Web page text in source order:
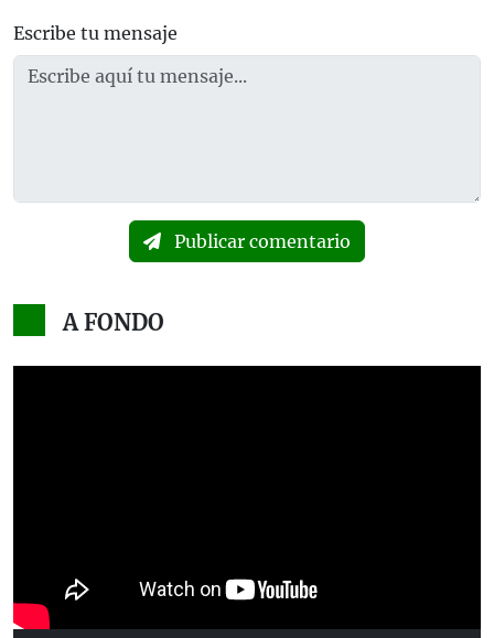
Escribe tu mensaje
Publicar comentario
A FONDO